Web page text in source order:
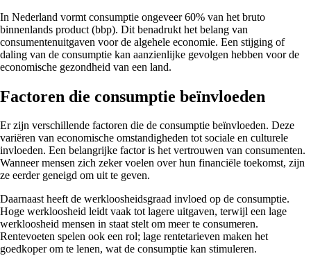
In Nederland vormt consumptie ongeveer 60% van het bruto
binnenlands product (bbp). Dit benadrukt het belang van
consumentenuitgaven voor de algehele economie. Een stijging of
daling van de consumptie kan aanzienlijke gevolgen hebben voor de
economische gezondheid van een land.
Factoren die consumptie beïnvloeden
Er zijn verschillende factoren die de consumptie beïnvloeden. Deze
variëren van economische omstandigheden tot sociale en culturele
invloeden. Een belangrijke factor is het vertrouwen van consumenten.
Wanneer mensen zich zeker voelen over hun financiële toekomst, zijn
ze eerder geneigd om uit te geven.
Daarnaast heeft de werkloosheidsgraad invloed op de consumptie.
Hoge werkloosheid leidt vaak tot lagere uitgaven, terwijl een lage
werkloosheid mensen in staat stelt om meer te consumeren.
Rentevoeten spelen ook een rol; lage rentetarieven maken het
goedkoper om te lenen, wat de consumptie kan stimuleren.